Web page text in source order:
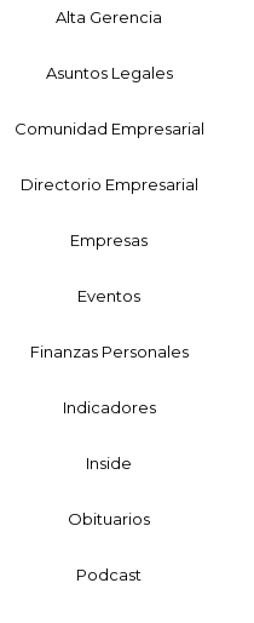
Alta Gerencia
Asuntos Legales
Comunidad Empresarial
Directorio Empresarial
Empresas
Eventos
Finanzas Personales
Indicadores
Inside
Obituarios
Podcast